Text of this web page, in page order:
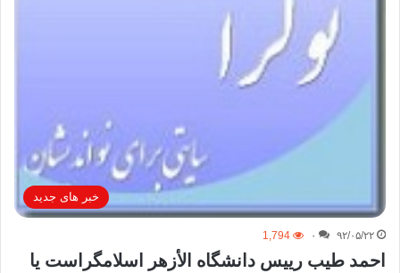
خبر های جدید
۹۲/۰۵/۲۲ ۰ 1,794
احمد طیب رییس دانشگاه الأزهر اسلامگراست یا